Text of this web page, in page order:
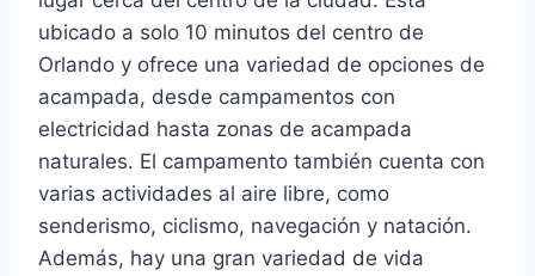
ubicado a solo 10 minutos del centro de
Orlando y ofrece una variedad de opciones de
acampada, desde campamentos con
electricidad hasta zonas de acampada
naturales. El campamento también cuenta con
varias actividades al aire libre, como
senderismo, ciclismo, navegación y natación.
Además, hay una gran variedad de vida